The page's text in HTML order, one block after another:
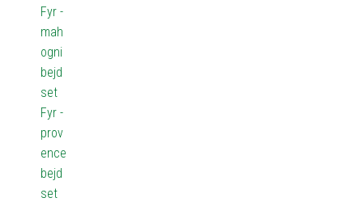
Fyr -
mah
ogni
bejd
set
Fyr -
prov
ence
bejd
set